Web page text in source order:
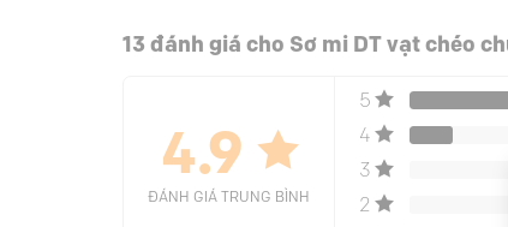
13 đánh giá cho Sơ mi DT vạt chéo
4.9
ĐÁNH GIÁ TRUNG BÌNH
5
4
3
2